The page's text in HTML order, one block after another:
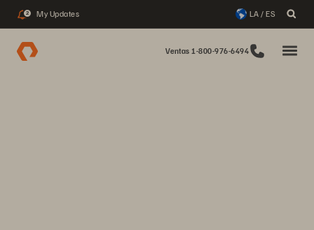
2 My Updates LA / ES
Ventas 1-800-976-6494